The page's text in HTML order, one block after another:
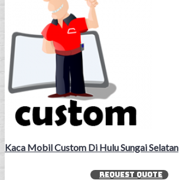
Kaca Mobil Custom Di Hulu Sungai Selatan
REQUEST QUOTE